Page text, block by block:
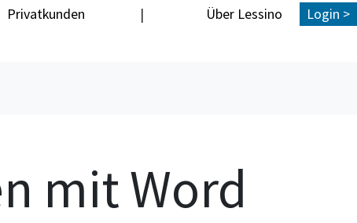
Privatkunden | Über Lessino Login >
mit Word